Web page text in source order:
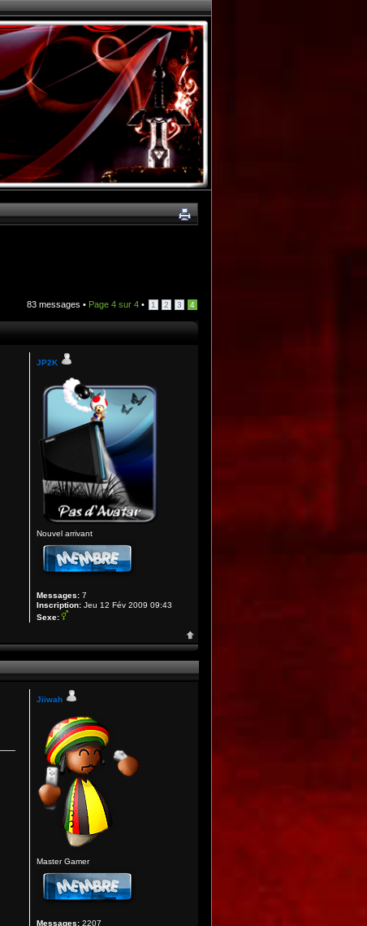
83 messages • Page 4 sur 4 • 1 2 3 4
JP2K
Nouvel arrivant
Messages: 7
Inscription: Jeu 12 Fév 2009 09:43
Sexe:
Jiiwah
Master Gamer
Messages: 2207